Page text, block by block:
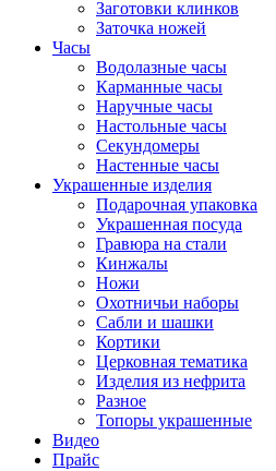
Заготовки клинков
Заточка ножей
Часы
Водолазные часы
Карманные часы
Наручные часы
Настольные часы
Секундомеры
Настенные часы
Украшенные изделия
Подарочная упаковка
Украшенная посуда
Гравюра на стали
Кинжалы
Ножи
Охотничьи наборы
Сабли и шашки
Кортики
Церковная тематика
Изделия из нефрита
Разное
Топоры украшенные
Видео
Прайс